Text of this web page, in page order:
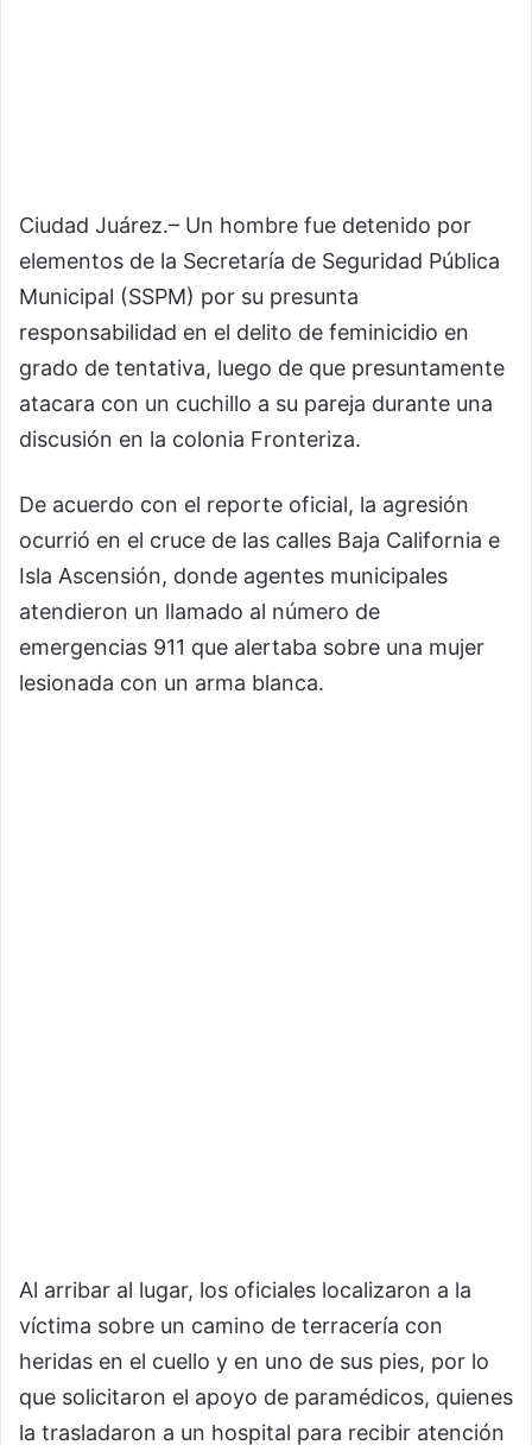
Ciudad Juárez.– Un hombre fue detenido por
elementos de la Secretaría de Seguridad Pública
Municipal (SSPM) por su presunta
responsabilidad en el delito de feminicidio en
grado de tentativa, luego de que presuntamente
atacara con un cuchillo a su pareja durante una
discusión en la colonia Fronteriza.
De acuerdo con el reporte oficial, la agresión
ocurrió en el cruce de las calles Baja California e
Isla Ascensión, donde agentes municipales
atendieron un llamado al número de
emergencias 911 que alertaba sobre una mujer
lesionada con un arma blanca.
Al arribar al lugar, los oficiales localizaron a la
víctima sobre un camino de terracería con
heridas en el cuello y en uno de sus pies, por lo
que solicitaron el apoyo de paramédicos, quienes
la trasladaron a un hospital para recibir atención